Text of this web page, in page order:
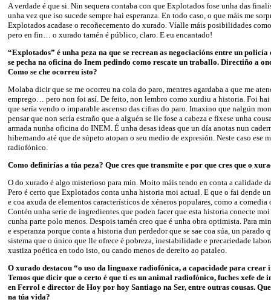
A verdade é que si. Nin sequera contaba con que Explotados fose unha das
unha vez que iso sucede sempre hai esperanza. En todo caso, o que máis me
Explotados acadase o recoñecemento do xurado. Víalle máis posibilidades
pero en fin… o xurado tamén é público, claro. E eu encantado!
“Explotados” é unha peza na que se recrean as negociacións entre un policía
se pecha na oficina do Inem pedindo como rescate un traballo. Directiño a
Como se che ocorreu isto?
Molaba dicir que se me ocorreu na cola do paro, mentres agardaba a que me
emprego… pero non foi así. De feito, non lembro como xurdiu a historia. Foi hai
que sería vendo o imparable ascenso das cifras do paro. Imaxino que nalgún
pensar que non sería estraño que a alguén se lle fose a cabeza e fixese unha
armada nunha oficina do INEM. É unha desas ideas que un día anotas nun
hibernando até que de súpeto atopan o seu medio de expresión. Neste caso ese
radiofónico.
Como definirías a túa peza? Que cres que transmite e por que cres que o
O do xurado é algo misterioso para min. Moito máis tendo en conta a calidade
Pero é certo que Explotados conta unha historia moi actual. E que o fai dende
e coa axuda de elementos característicos de xéneros populares, como a comedia
Contén unha serie de ingredientes que poden facer que esta historia conecte
cunha parte polo menos. Despois tamén creo que é unha obra optimista. Para
e esperanza porque conta a historia dun perdedor que se sae coa súa, un parado
sistema que o único que lle ofrece é pobreza, inestabilidade e precariedade
xustiza poética en todo isto, ou cando menos de dereito ao pataleo.
O xurado destacou “o uso da linguaxe radiofónica, a capacidade para crear
Temos que dicir que o certo é que ti es un animal radiofónico, fuches xefe de
en Ferrol e director de Hoy por hoy Santiago na Ser, entre outras cousas.
na túa vida?